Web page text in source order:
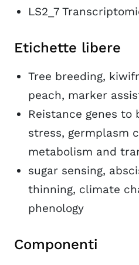
LS2_7
Etichette libere
Tree breeding,
peach, marker
Reistance genes
stress, germplasm
metabolism and
sugar sensing,
thinning, climate
phenology
Componenti